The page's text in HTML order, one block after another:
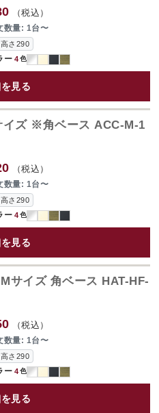
高さ290
ー 4色
（税込）
数量: 1台〜
見る
イズ ※角ベース ACC-M-1
高さ290
ー 4色
（税込）
数量: 1台〜
見る
サイズ 角ベース HAT-HF-
高さ290
ー 4色
（税込）
数量: 1台〜
見る